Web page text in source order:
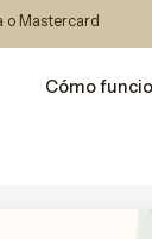
o Mastercard
Cómo